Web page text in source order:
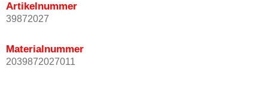
Artikelnummer
39872027
Materialnummer
2039872027011